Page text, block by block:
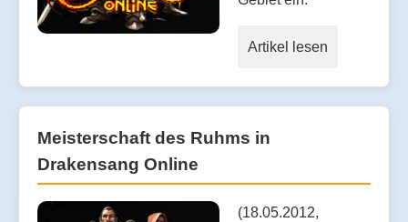
Artikel lesen
Meisterschaft des Ruhms in
Drakensang Online
(18.05.2012,